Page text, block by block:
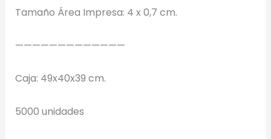
Full Color
Conserva los colores originales de tu logotipo.
Tamaño Área Impresa: 4 x 0,7 cm.
—————————————
Caja: 49x40x39 cm.
5000 unidades